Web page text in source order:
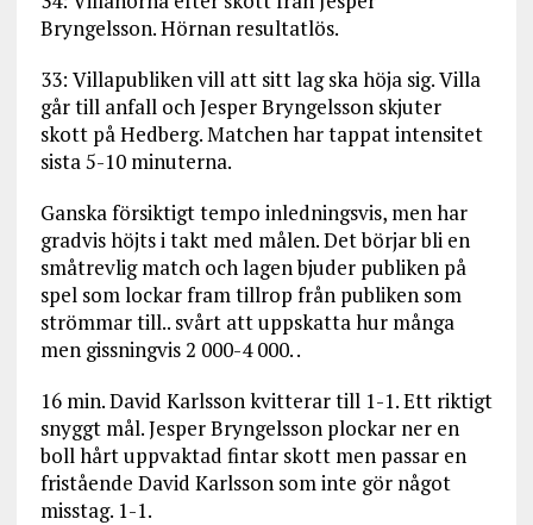
Bryngelsson. Hörnan resultatlös.
33: Villapubliken vill att sitt lag ska höja sig. Villa
går till anfall och Jesper Bryngelsson skjuter
skott på Hedberg. Matchen har tappat intensitet
sista 5-10 minuterna.
Ganska försiktigt tempo inledningsvis, men har
gradvis höjts i takt med målen. Det börjar bli en
småtrevlig match och lagen bjuder publiken på
spel som lockar fram tillrop från publiken som
strömmar till.. svårt att uppskatta hur många
men gissningvis 2 000-4 000. .
16 min. David Karlsson kvitterar till 1-1. Ett riktigt
snyggt mål. Jesper Bryngelsson plockar ner en
boll hårt uppvaktad fintar skott men passar en
fristående David Karlsson som inte gör något
misstag. 1-1.